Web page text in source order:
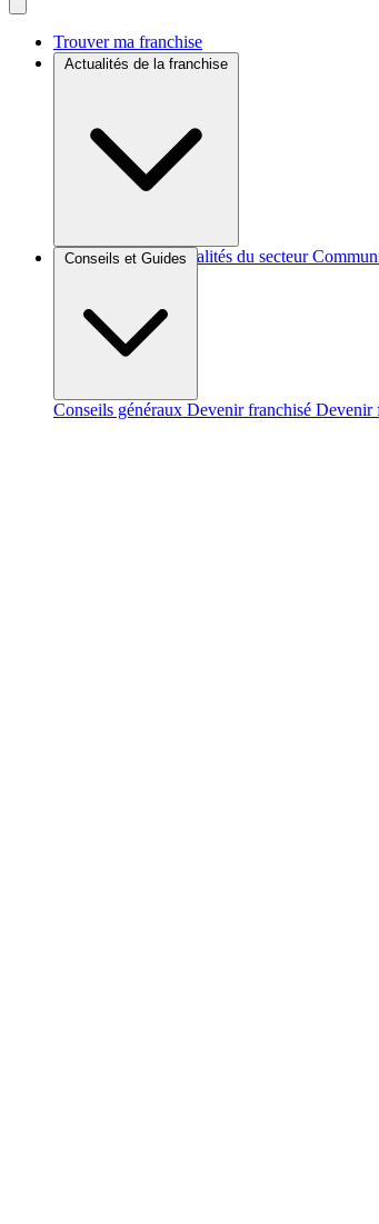
Trouver ma franchise
Actualités de la franchise
Brèves et actus Actualités du secteur
Conseils et Guides
Conseils généraux Devenir franchisé Devenir